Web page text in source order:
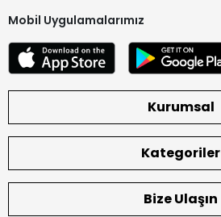
Mobil Uygulamalarımız
Kurumsal
Kategoriler
Bize Ulaşın